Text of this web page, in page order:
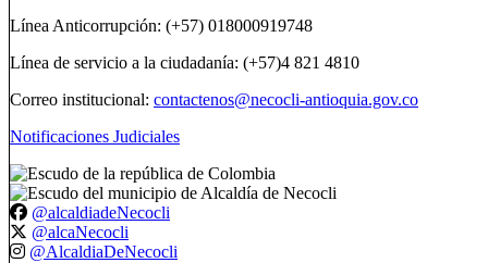
Línea Anticorrupción: (+57) 018000919748
Línea de servicio a la ciudadanía: (+57)4 821 4810
Correo institucional: contactenos@necocli-antioquia.gov.co
Notificaciones Judiciales
@alcaldiadeNecocli
@alcaNecocli
@AlcaldiaDeNecocli